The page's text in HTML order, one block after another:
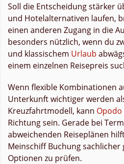
Soll die Entscheidung stärker
und Hotelalternativen laufen,
einen anderen Zugang in die
besonders nützlich, wenn du
und klassischem Urlaub
einem einzelnen Reisepreis
Wenn flexible Kombinationen
Unterkunft wichtiger werden
Kreuzfahrtmodell, kann Opodo
Richtung sein. Gerade bei
abweichenden Reiseplänen
Meinschiff Buchung sachlicher
Optionen zu prüfen.